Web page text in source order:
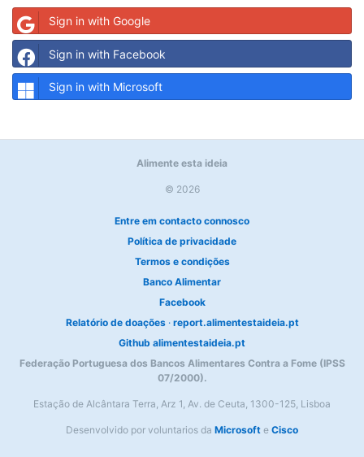
Sign in with Google
Sign in with Facebook
Sign in with Microsoft
Alimente esta ideia
© 2026
Entre em contacto connosco
Política de privacidade
Termos e condições
Banco Alimentar
Facebook
Relatório de doações· report.alimentestaideia.pt
Github alimentestaideia.pt
Federação Portuguesa dos Bancos Alimentares Contra a Fome (IPSS
07/2000).
Estação de Alcântara Terra, Arz 1, Av. de Ceuta, 1300-125, Lisboa
Desenvolvido por voluntarios da Microsoft e Cisco